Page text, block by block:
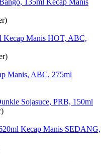
Kecap Manis HOT, ABC,
Manis, ABC, 275ml
Sojasuce, PRB, 150ml
Kecap Manis SEDANG,